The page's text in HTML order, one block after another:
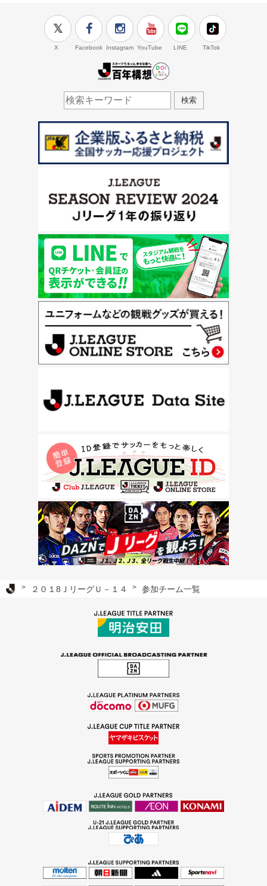
X Facebook Instagram YouTube LINE TikTok
検索
Ｊリーグ TOP
２０１8ＪリーグＵ－１４ 参加チーム一覧